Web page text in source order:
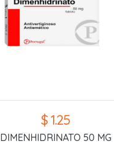
$ 1.25
DIMENHIDRINATO 50 MG